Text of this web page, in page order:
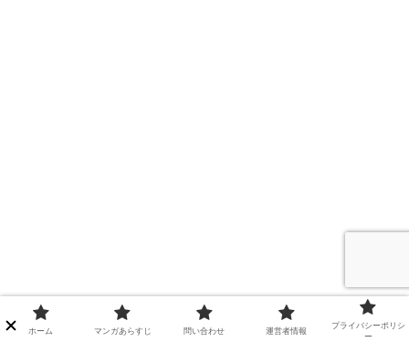
ホーム マンガあらすじ 問い合わせ 運営者情報
プライバシーポリシ
ー